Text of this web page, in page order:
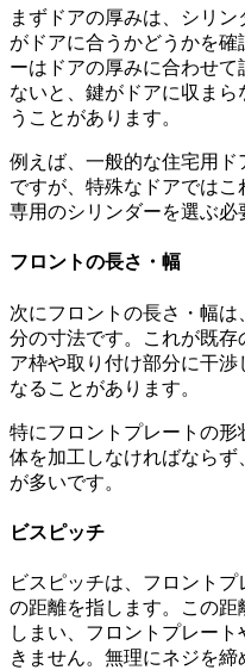
まずドアの厚みは、シリ
がドアに合うかどうかを
ーはドアの厚みに合わせ
ないと、鍵がドアに収まら
うことがあります。
例えば、一般的な住宅用ド
ですが、特殊なドアでは
専用のシリンダーを選ぶ必
フロントの長さ・幅
次にフロントの長さ・幅
分の寸法です。これが既
ア枠や取り付け部分に干
なることがあります。
特にフロントプレートの
体を加工しなければなら
が多いです。
ビスピッチ
ビスピッチは、フロント
の距離を指します。この
しまい、フロントプレー
きません。無理にネジを